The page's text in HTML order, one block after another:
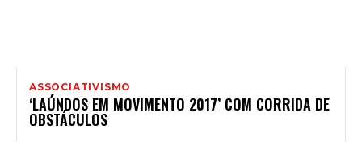
ASSOCIATIVISMO
‘LAÚNDOS EM MOVIMENTO 2017’ COM CORRIDA DE
OBSTÁCULOS